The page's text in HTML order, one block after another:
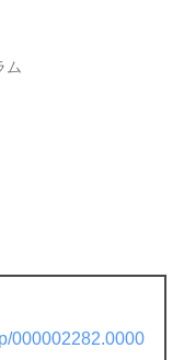
ム
000002282.0000